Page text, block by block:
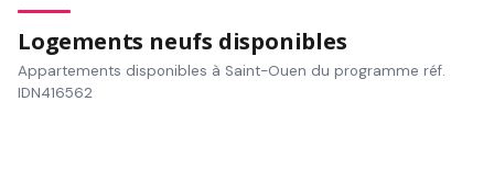
Logements neufs disponibles
Appartements disponibles à Saint-Ouen du programme réf.
IDN416562